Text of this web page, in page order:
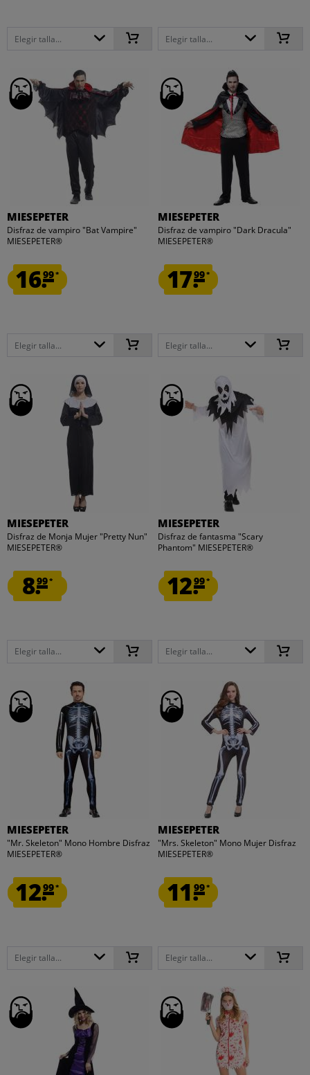
Elegir talla... Elegir talla...
MIESEPETER
Disfraz de vampiro "Bat Vampire"
MIESEPETER®
16.99*
Elegir talla...
MIESEPETER
Disfraz de vampiro "Dark Dracula"
MIESEPETER®
17.99*
Elegir talla...
MIESEPETER
Disfraz de Monja Mujer "Pretty Nun"
MIESEPETER®
8.99*
Elegir talla...
MIESEPETER
Disfraz de fantasma "Scary
Phantom" MIESEPETER®
12.99*
Elegir talla...
MIESEPETER
"Mr. Skeleton" Mono Hombre Disfraz
MIESEPETER®
12.99*
Elegir talla...
MIESEPETER
"Mrs. Skeleton" Mono Mujer Disfraz
MIESEPETER®
11.99*
Elegir talla...